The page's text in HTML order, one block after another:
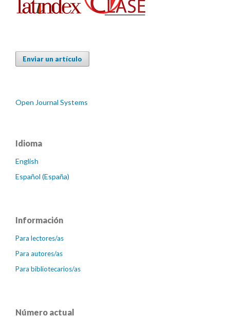
Enviar un artículo
Open Journal Systems
Idioma
English
Español (España)
Información
Para lectores/as
Para autores/as
Para bibliotecarios/as
Número actual